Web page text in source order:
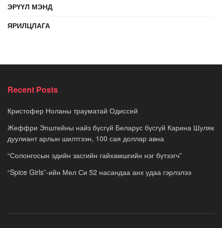
ЭРҮҮЛ МЭНД
ЯРИЛЦЛАГА
Recent Posts
Кристофер Ноланы трауматай Одиссей
Жеффри Эпштейны найз бүсгүй Беларус бүсгүй Карина Шуляк
дуулиант арлын шилтгээн, 100 сая доллар авна
“Солонгосын эдийн засгийн гайхамшгийн нэг бүтээгч”
“Spice Girls”-ийн Мел Си 52 насандаа анх удаа гэрлэлээ